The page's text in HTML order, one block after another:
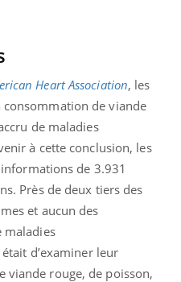
Heart Association, les
de viande
de maladies
à cette conclusion, les
de 3.931
Près de deux tiers des
et aucun des
maladies
d’examiner leur
viande rouge, de poisson,